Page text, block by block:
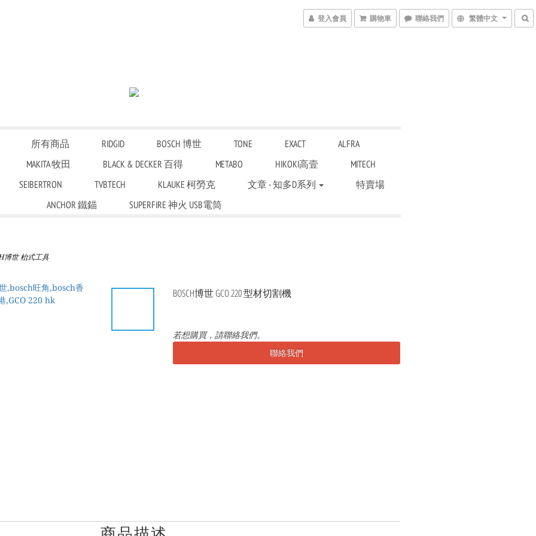
登入會員 購物車 聯絡我們 繁體中文
所有商品 RIDGID BOSCH 博世 TONE EXACT
ALFRA
MAKITA 牧田
BLACK & DECKER 百得 METABO HIKOKI高壹
MITECH
SEIBERTRON
TVBTECH KLAUKE 柯勞克 文章 - 知多D系列
特賣場
ANCHOR 鐵錨
SUPERFIRE 神火 USB電筒
博世 枱式工具
BOSCH博世 GCO 220 型材切割機
若想購買，請聯絡我們。
聯絡我們